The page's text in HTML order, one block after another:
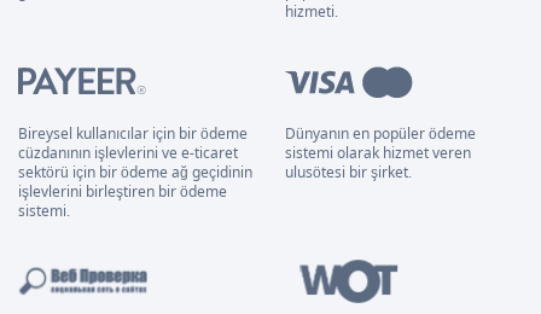
hizmeti.
Bireysel kullanıcılar için bir ödeme
cüzdanının işlevlerini ve e-ticaret
sektörü için bir ödeme ağ geçidinin
işlevlerini birleştiren bir ödeme
sistemi.
Dünyanın en popüler ödeme
sistemi olarak hizmet veren
ulusötesi bir şirket.